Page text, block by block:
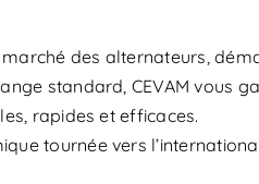
des alternateurs,
standard, CEVAM vous
rapides et efficaces.
tournée vers